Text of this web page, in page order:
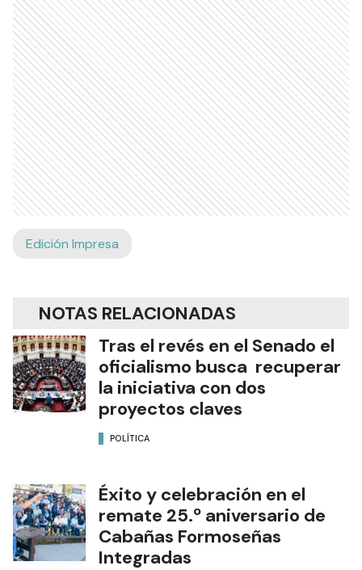
Edición Impresa
NOTAS RELACIONADAS
Tras el revés en el Senado el
oficialismo busca recuperar
la iniciativa con dos
proyectos claves
POLÍTICA
Éxito y celebración en el
remate 25.º aniversario de
Cabañas Formoseñas
Integradas